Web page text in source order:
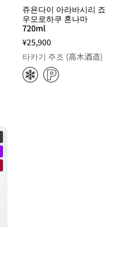
쥬욘다이 아라바시리 죠
우모로하쿠 혼나마
720ml
¥25,900
타카기 주조 (高木酒造)